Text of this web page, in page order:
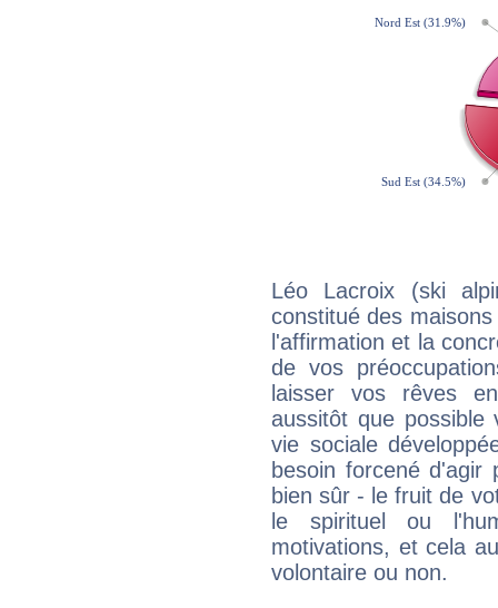
Léo Lacroix (ski
constitué des
l'affirmation et la
de vos
laisser vos rêves
aussitôt que
vie sociale
besoin forcené
bien sûr - le fruit de
le spirituel ou
motivations, et cela
volontaire ou non.